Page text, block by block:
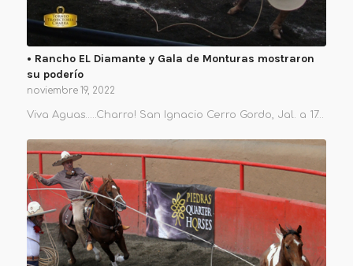
• Rancho EL Diamante y Gala de Monturas mostraron
su poderío
noviembre 19, 2022
Viva Aguas…..Charro! San Ignacio Cerro Gordo, Jal. a 17…